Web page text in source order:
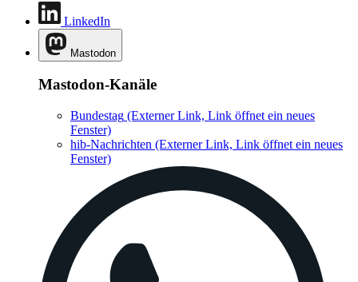
LinkedIn
Mastodon
Mastodon-Kanäle
Bundestag (Externer Link, Link öffnet ein neues
Fenster)
hib-Nachrichten (Externer Link, Link öffnet ein neues
Fenster)